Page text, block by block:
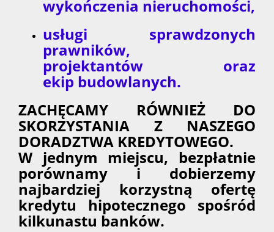
wykończenia nieruchomości,
usługi sprawdzonych
prawników,
projektantów oraz
ekip budowlanych.
ZACHĘCAMY RÓWNIEŻ DO
SKORZYSTANIA Z NASZEGO
DORADZTWA KREDYTOWEGO.
W jednym miejscu, bezpłatnie
porównamy i dobierzemy
najbardziej korzystną ofertę
kredytu hipotecznego spośród
kilkunastu banków.